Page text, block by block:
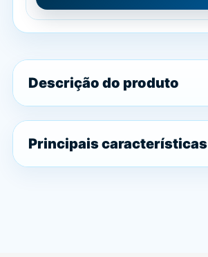
Descrição do produto
Principais características